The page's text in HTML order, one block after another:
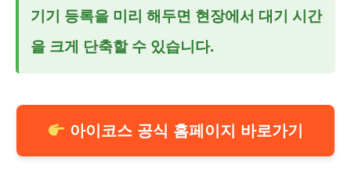
기기 등록을 미리 해두면 현장에서 대기 시간
을 크게 단축할 수 있습니다.
아이코스 공식 홈페이지 바로가기